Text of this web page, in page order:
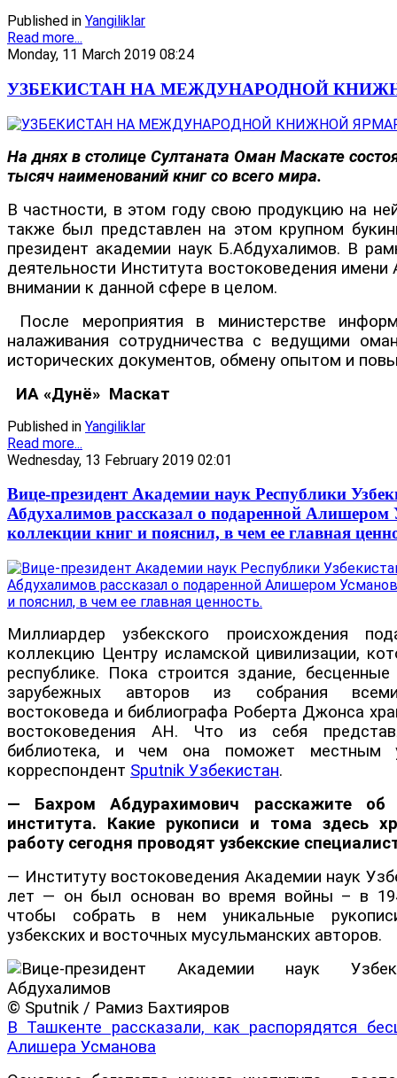
Published in Yangiliklar
Read more...
Monday, 11 March 2019 08:24
УЗБЕКИСТАН НА МЕЖДУНАРОДНОЙ
На днях в столице Султаната Оман Маскате
тысяч наименований книг со всего мира.
В частности, в этом году свою продукцию на
также был представлен на этом крупном
президент академии наук Б.Абдухалимов. В
деятельности Института востоковедения
внимании к данной сфере в целом.
После мероприятия в министерстве
налаживания сотрудничества с ведущими
исторических документов, обмену опытом и
ИА «Дунё» Маскат
Published in Yangiliklar
Read more...
Wednesday, 13 February 2019 02:01
Вице-президент Академии наук Республики
Абдухалимов рассказал о подаренной
коллекции книг и пояснил, в чем ее главная
Миллиардер узбекского происхождения
коллекцию Центру исламской цивилизации,
республике. Пока строится здание,
зарубежных авторов из собрания
востоковеда и библиографа Роберта Джонса
востоковедения АН. Что из себя
библиотека, и чем она поможет местным
корреспондент Sputnik Узбекистан.
— Бахром Абдурахимович расскажите об
института. Какие рукописи и тома здесь
работу сегодня проводят узбекские
— Институту востоковедения Академии наук
лет — он был основан во время войны – в
чтобы собрать в нем уникальные
узбекских и восточных мусульманских авторов.
© Sputnik / Рамиз Бахтияров
В Ташкенте рассказали, как распорядятся
Алишера Усманова